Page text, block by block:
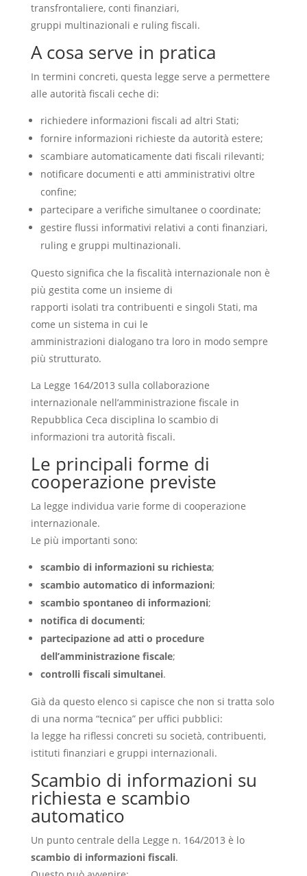
transfrontaliere, conti finanziari,
gruppi multinazionali e ruling fiscali.
A cosa serve in pratica
In termini concreti, questa legge serve a permettere
alle autorità fiscali ceche di:
richiedere informazioni fiscali ad altri Stati;
fornire informazioni richieste da autorità estere;
scambiare automaticamente dati fiscali rilevanti;
notificare documenti e atti amministrativi oltre
confine;
partecipare a verifiche simultanee o coordinate;
gestire flussi informativi relativi a conti finanziari,
ruling e gruppi multinazionali.
Questo significa che la fiscalità internazionale non è
più gestita come un insieme di
rapporti isolati tra contribuenti e singoli Stati, ma
come un sistema in cui le
amministrazioni dialogano tra loro in modo sempre
più strutturato.
La Legge 164/2013 sulla collaborazione
internazionale nell’amministrazione fiscale in
Repubblica Ceca disciplina lo scambio di
informazioni tra autorità fiscali.
Le principali forme di
cooperazione previste
La legge individua varie forme di cooperazione
internazionale.
Le più importanti sono:
scambio di informazioni su richiesta;
scambio automatico di informazioni;
scambio spontaneo di informazioni;
notifica di documenti;
partecipazione ad atti o procedure
dell’amministrazione fiscale;
controlli fiscali simultanei.
Già da questo elenco si capisce che non si tratta solo
di una norma “tecnica” per uffici pubblici:
la legge ha riflessi concreti su società, contribuenti,
istituti finanziari e gruppi internazionali.
Scambio di informazioni su
richiesta e scambio
automatico
Un punto centrale della Legge n. 164/2013 è lo
scambio di informazioni fiscali.